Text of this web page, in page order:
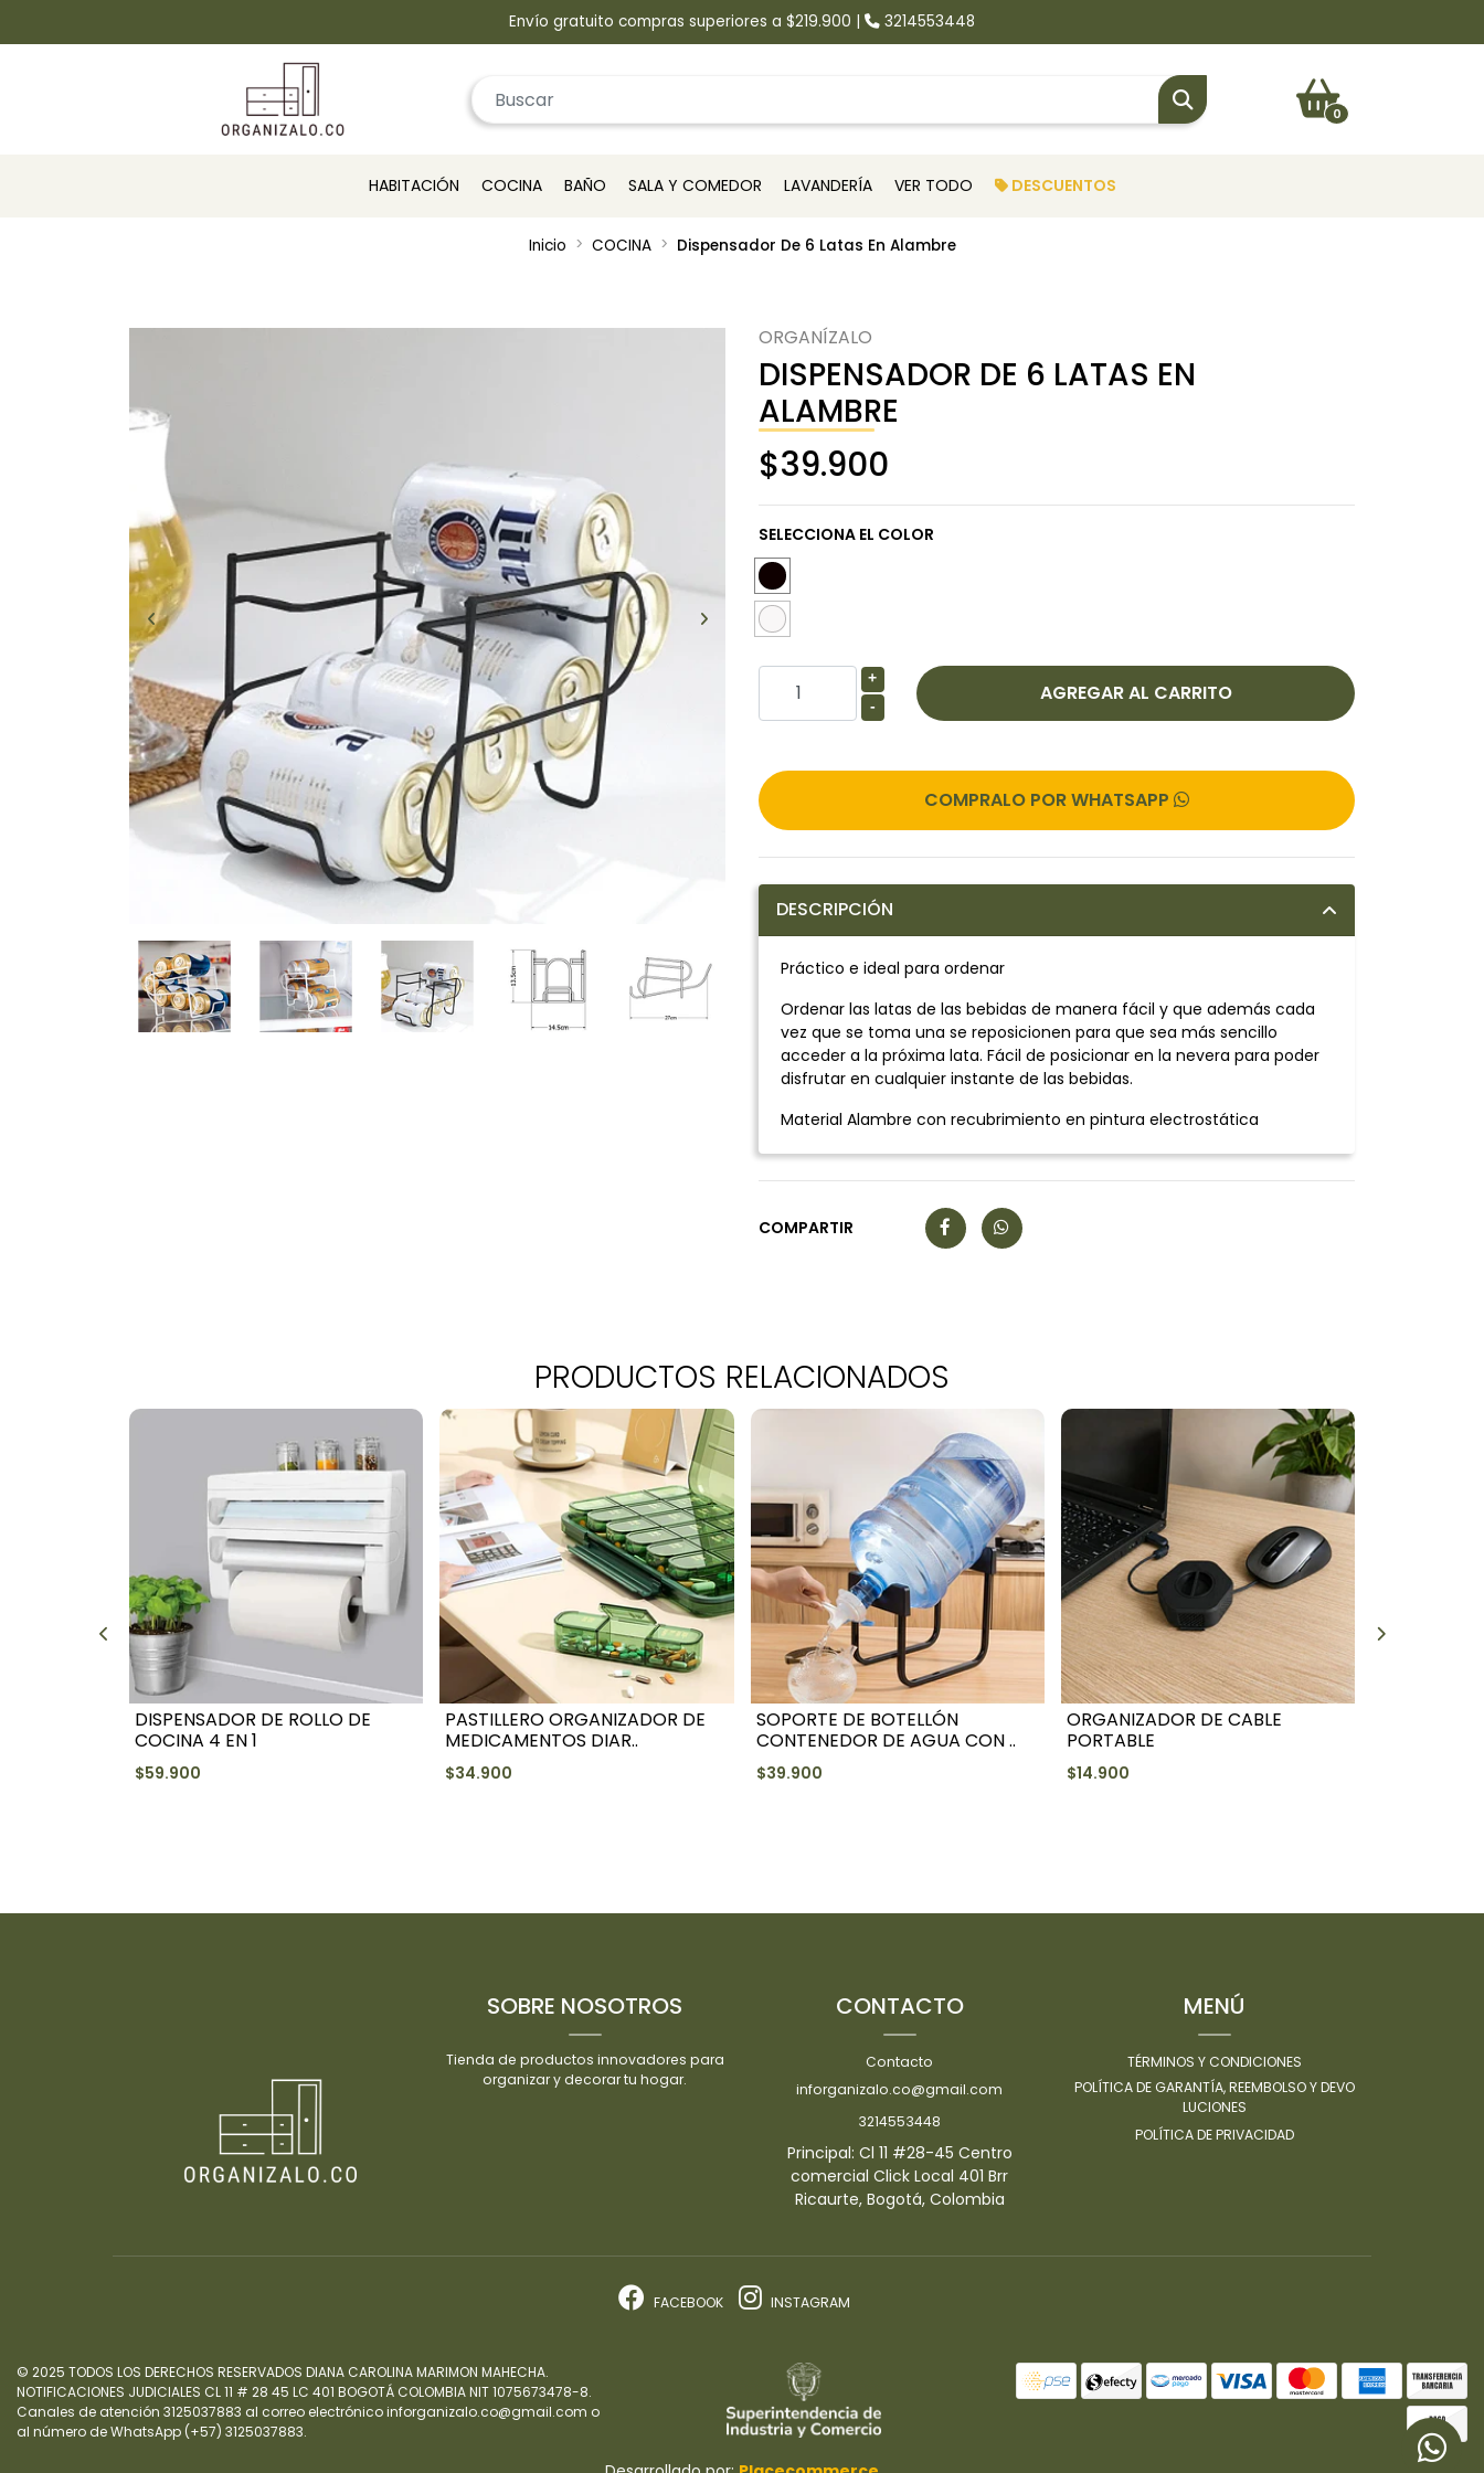
Envío gratuito compras superiores a $219.900 | 3214553448
0
HABITACIÓN COCINA BAÑO SALA Y COMEDOR LAVANDERÍA VER TODO DESCUENTOS
Inicio COCINA Dispensador De 6 Latas En Alambre
ORGANÍZALO
DISPENSADOR DE 6 LATAS EN
ALAMBRE
$39.900
SELECCIONA EL COLOR
+
-
COMPRALO POR WHATSAPP
DESCRIPCIÓN
Práctico e ideal para ordenar
Ordenar las latas de las bebidas de manera fácil y que además cada
vez que se toma una se reposicionen para que sea más sencillo
acceder a la próxima lata. Fácil de posicionar en la nevera para poder
disfrutar en cualquier instante de las bebidas.
Material Alambre con recubrimiento en pintura electrostática
COMPARTIR
PRODUCTOS RELACIONADOS
DISPENSADOR DE ROLLO DE
COCINA 4 EN 1
$59.900
PASTILLERO ORGANIZADOR DE
MEDICAMENTOS DIAR..
$34.900
SOPORTE DE BOTELLÓN
CONTENEDOR DE AGUA CON ..
$39.900
ORGANIZADOR DE CABLE
PORTABLE
$14.900
SOBRE NOSOTROS
Tienda de productos innovadores para
organizar y decorar tu hogar.
CONTACTO
Contacto
inforganizalo.co@gmail.com
3214553448
Principal: Cl 11 #28-45 Centro
comercial Click Local 401 Brr
Ricaurte, Bogotá, Colombia
MENÚ
TÉRMINOS Y CONDICIONES
POLÍTICA DE GARANTÍA, REEMBOLSO Y DEVO
LUCIONES
POLÍTICA DE PRIVACIDAD
FACEBOOK INSTAGRAM
© 2025 TODOS LOS DERECHOS RESERVADOS DIANA CAROLINA MARIMON MAHECHA.
NOTIFICACIONES JUDICIALES CL 11 # 28 45 LC 401 BOGOTÁ COLOMBIA NIT 1075673478-8.
Canales de atención 3125037883 al correo electrónico inforganizalo.co@gmail.com o
al número de WhatsApp (+57) 3125037883.